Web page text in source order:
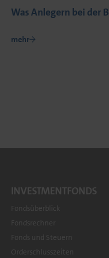
Was Anlegern bei der
mehr
Footer
menu
INVESTMENTFONDS
Fondsüberblick
Fondsrechner
Fonds und Steuern
Orderschlusszeiten